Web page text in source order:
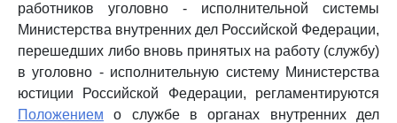
работников уголовно - исполнительной системы
Министерства внутренних дел Российской Федерации,
перешедших либо вновь принятых на работу (службу)
в уголовно - исполнительную систему Министерства
юстиции Российской Федерации, регламентируются
Положением о службе в органах внутренних дел